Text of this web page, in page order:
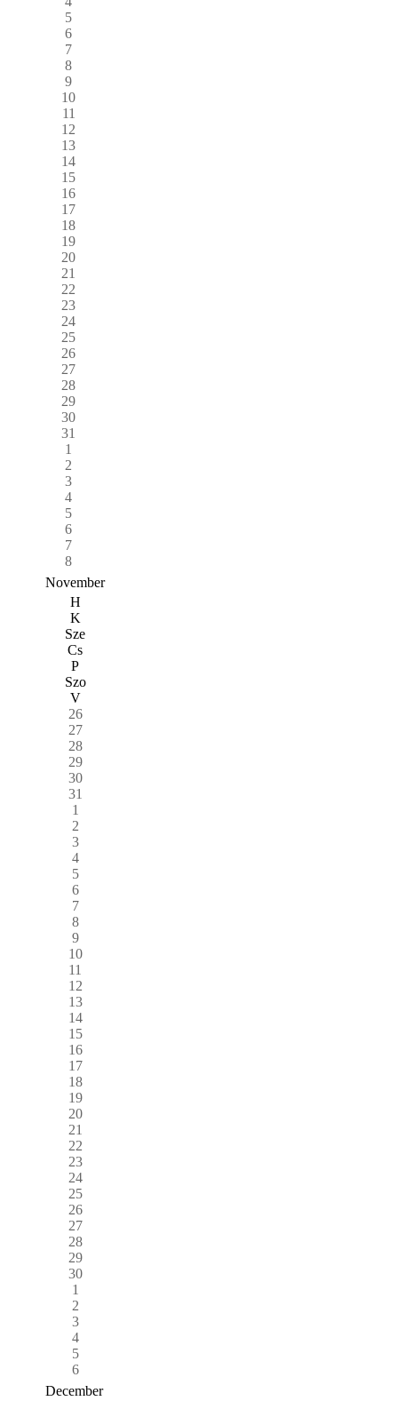
5
6
7
8
9
10
11
12
13
14
15
16
17
18
19
20
21
22
23
24
25
26
27
28
29
30
31
1
2
3
4
5
6
7
8
November
H
K
Sze
Cs
P
Szo
V
26
27
28
29
30
31
1
2
3
4
5
6
7
8
9
10
11
12
13
14
15
16
17
18
19
20
21
22
23
24
25
26
27
28
29
30
1
2
3
4
5
6
December